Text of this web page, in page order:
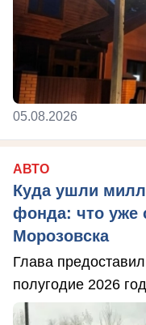
05.08.2026
АВТО
Куда ушли
фонда: что уже
Морозовска
Глава
полугодие 2026